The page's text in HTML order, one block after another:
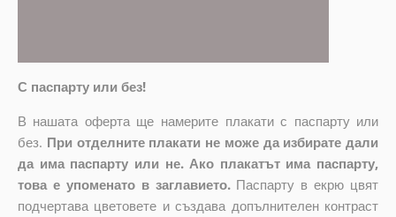
С паспарту или без!
В нашата оферта ще намерите плакати с паспарту или
без. При отделните плакати не може да избирате дали
да има паспарту или не. Ако плакатът има паспарту,
това е упоменато в заглавието. Паспарту в екрю цвят
подчертава цветовете и създава допълнителен контраст